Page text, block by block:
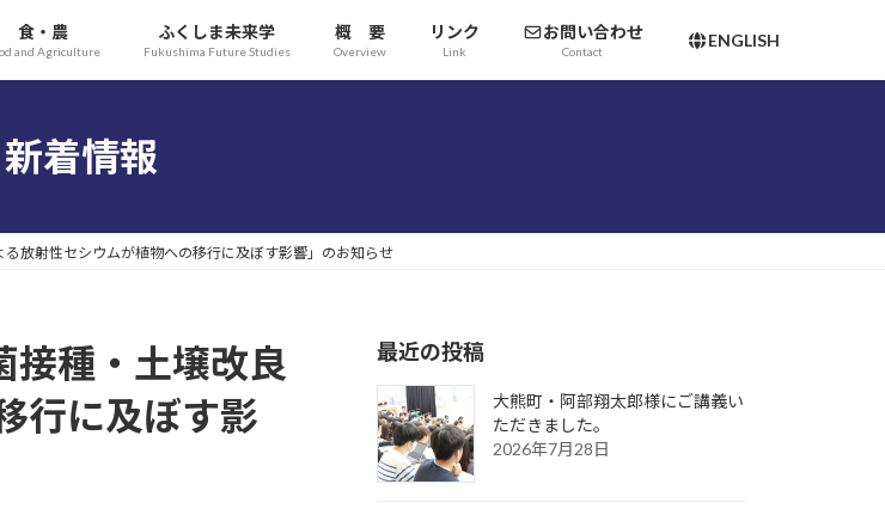
食・農
and Agriculture
ふくしま未来学
Fukushima Future Studies
概 要
Overview
リンク
Link
お問い合わせ
Contact
ENGLISH
新着情報
放射性セシウムが植物への移行に及ぼす影響」のお知らせ
接種・土壌改良
行に及ぼす影
最近の投稿
大熊町・阿部翔太郎様にご講義い
ただきました。
2026年7月28日